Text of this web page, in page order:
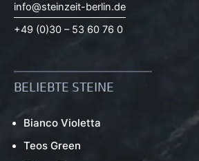
info@steinzeit-berlin.de
+49 (0)30 – 53 60 76 0
BELIEBTE STEINE
Bianco Violetta
Teos Green